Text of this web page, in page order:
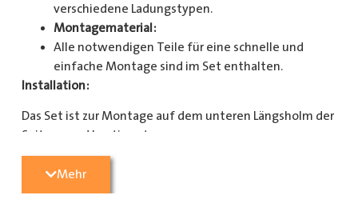
verschiedene Ladungstypen.
Montagematerial:
Alle notwendigen Teile für eine schnelle und
einfache Montage sind im Set enthalten.
Installation:
Das Set ist zur Montage auf dem unteren Längsholm der
Seitenwand bestimmt.
Mit diesem Zurrschienenset verbessern Sie die
Mehr